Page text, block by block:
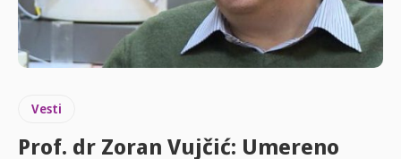
Vesti
Prof. dr Zoran Vujčić: Umereno